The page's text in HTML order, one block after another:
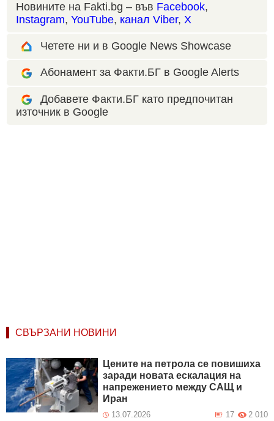
Новините на Fakti.bg – във Facebook,
Instagram, YouTube, канал Viber, X
Четете ни и в Google News Showcase
Абонамент за Факти.БГ в Google Alerts
Добавете Факти.БГ като предпочитан
източник в Google
СВЪРЗАНИ НОВИНИ
Цените на петрола се повишиха
заради новата ескалация на
напрежението между САЩ и
Иран
13.07.2026 2 010
17